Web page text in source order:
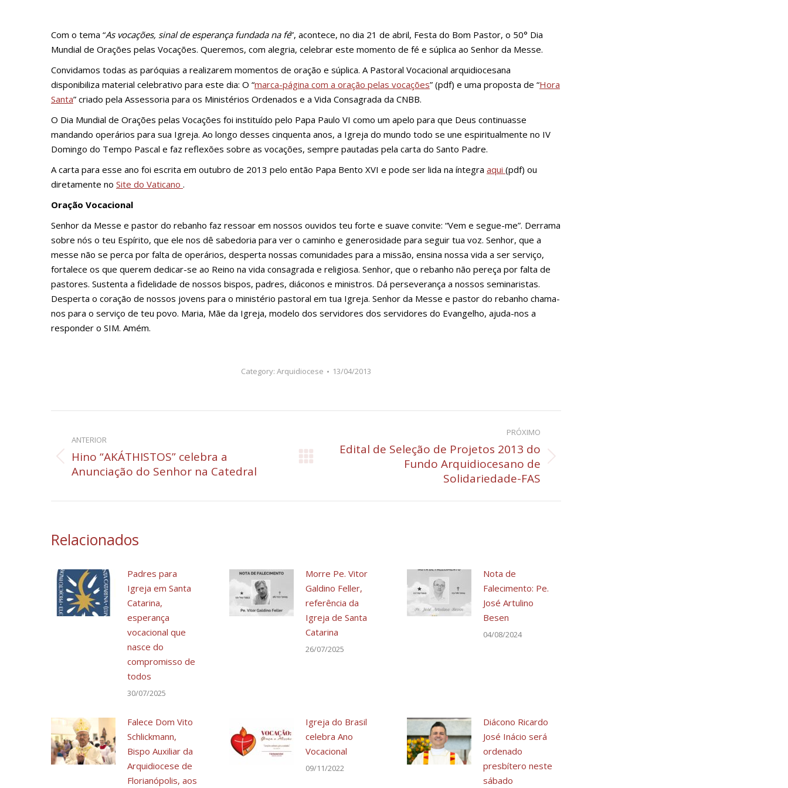
Com o tema “As vocações, sinal de esperança fundada na fé”, acontece, no dia 21 de abril, Festa do Bom Pastor, o 50° Dia
Mundial de Orações pelas Vocações. Queremos, com alegria, celebrar este momento de fé e súplica ao Senhor da Messe.
Convidamos todas as paróquias a realizarem momentos de oração e súplica. A Pastoral Vocacional arquidiocesana
disponibiliza material celebrativo para este dia: O “marca-página com a oração pelas vocações” (pdf) e uma proposta de “Hora
Santa” criado pela Assessoria para os Ministérios Ordenados e a Vida Consagrada da CNBB.
O Dia Mundial de Orações pelas Vocações foi instituído pelo Papa Paulo VI como um apelo para que Deus continuasse
mandando operários para sua Igreja. Ao longo desses cinquenta anos, a Igreja do mundo todo se une espiritualmente no IV
Domingo do Tempo Pascal e faz reflexões sobre as vocações, sempre pautadas pela carta do Santo Padre.
A carta para esse ano foi escrita em outubro de 2013 pelo então Papa Bento XVI e pode ser lida na íntegra aqui (pdf) ou
diretamente no Site do Vaticano .
Oração Vocacional
Senhor da Messe e pastor do rebanho faz ressoar em nossos ouvidos teu forte e suave convite: “Vem e segue-me”. Derrama
sobre nós o teu Espírito, que ele nos dê sabedoria para ver o caminho e generosidade para seguir tua voz. Senhor, que a
messe não se perca por falta de operários, desperta nossas comunidades para a missão, ensina nossa vida a ser serviço,
fortalece os que querem dedicar-se ao Reino na vida consagrada e religiosa. Senhor, que o rebanho não pereça por falta de
pastores. Sustenta a fidelidade de nossos bispos, padres, diáconos e ministros. Dá perseverança a nossos seminaristas.
Desperta o coração de nossos jovens para o ministério pastoral em tua Igreja. Senhor da Messe e pastor do rebanho chama-
nos para o serviço de teu povo. Maria, Mãe da Igreja, modelo dos servidores dos servidores do Evangelho, ajuda-nos a
responder o SIM. Amém.
Category: Arquidiocese 13/04/2013
de
post:
ANTERIOR
Post
anterior:
Hino “AKÁTHISTOS” celebra a
Anunciação do Senhor na Catedral
PRÓXIMO
Edital de Seleção de Projetos 2013 do
Fundo Arquidiocesano de
Solidariedade-FAS
Relacionados
Padres para
Igreja em Santa
Catarina,
esperança
vocacional que
nasce do
compromisso de
todos
30/07/2025
Morre Pe. Vitor
Galdino Feller,
referência da
Igreja de Santa
Catarina
26/07/2025
Nota de
Falecimento: Pe.
José Artulino
Besen
04/08/2024
Falece Dom Vito
Schlickmann,
Bispo Auxiliar da
Arquidiocese de
Florianópolis, aos
Igreja do Brasil
celebra Ano
Vocacional
09/11/2022
Diácono Ricardo
José Inácio será
ordenado
presbítero neste
sábado